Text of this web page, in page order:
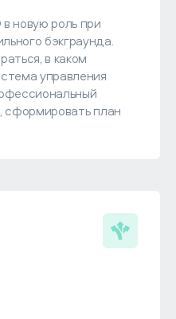
новую роль при
бэкграунда.
в каком
управления
сформировать план